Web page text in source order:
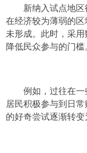
新纳入试点地
在经济较为薄弱的
未形成。此时，采
降低民众参与的门槛。
例如，过往在
居民积极参与到日
的好奇尝试逐渐转变